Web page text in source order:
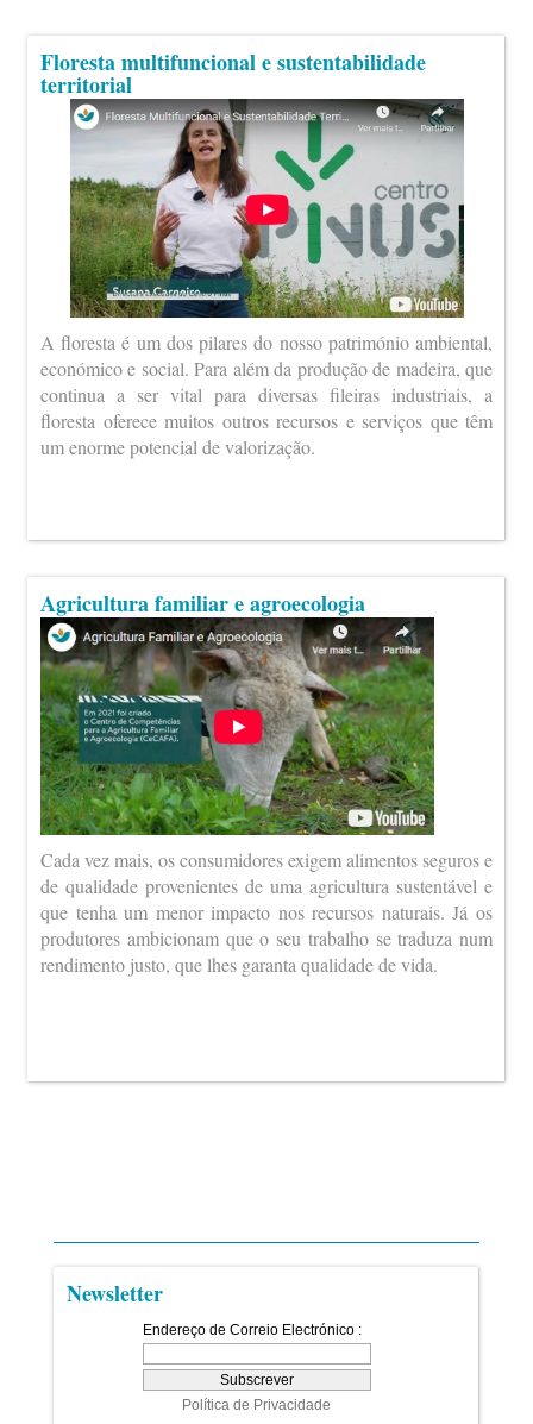
Floresta multifuncional e sustentabilidade
territorial
A floresta é um dos pilares do nosso património ambiental,
económico e social. Para além da produção de madeira, que
continua a ser vital para diversas fileiras industriais, a
floresta oferece muitos outros recursos e serviços que têm
um enorme potencial de valorização.
Agricultura familiar e agroecologia
Cada vez mais, os consumidores exigem alimentos seguros e
de qualidade provenientes de uma agricultura sustentável e
que tenha um menor impacto nos recursos naturais. Já os
produtores ambicionam que o seu trabalho se traduza num
rendimento justo, que lhes garanta qualidade de vida.
Newsletter